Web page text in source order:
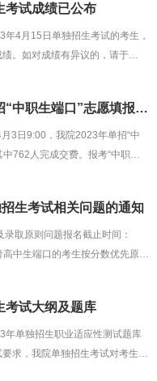
考试成绩已公布
4月15日单独招生考试的考生，
。如对成绩有异议的，请于
关于公布2023年单招“中职生端口”志愿填报数据的通知
3日9:00，我院2023年单招“中
762人完成交费。报考“中职生
改志愿信息。 ...
生考试相关问题的通知
取原则问题报名截止时间：
中生端口的考生按分数优先原则
过资格审查的考生，请于4月13
统，自行打印准考证(注：打印
能打印准考证的，请于4月14日
考试大纲及题库
年单独招生职业适应性测试题库
求，我院单独招生考试对考生进